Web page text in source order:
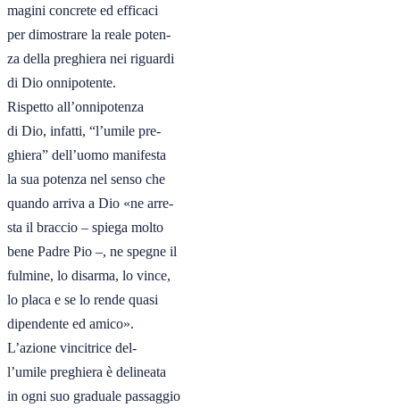
magini concrete ed efficaci
per dimostrare la reale poten-
za della preghiera nei riguardi
di Dio onnipotente.
Rispetto all’onnipotenza
di Dio, infatti, “l’umile pre-
ghiera” dell’uomo manifesta
la sua potenza nel senso che
quando arriva a Dio «ne arre-
sta il braccio – spiega molto
bene Padre Pio –, ne spegne il
fulmine, lo disarma, lo vince,
lo placa e se lo rende quasi
dipendente ed amico».
L’azione vincitrice del-
l’umile preghiera è delineata
in ogni suo graduale passaggio